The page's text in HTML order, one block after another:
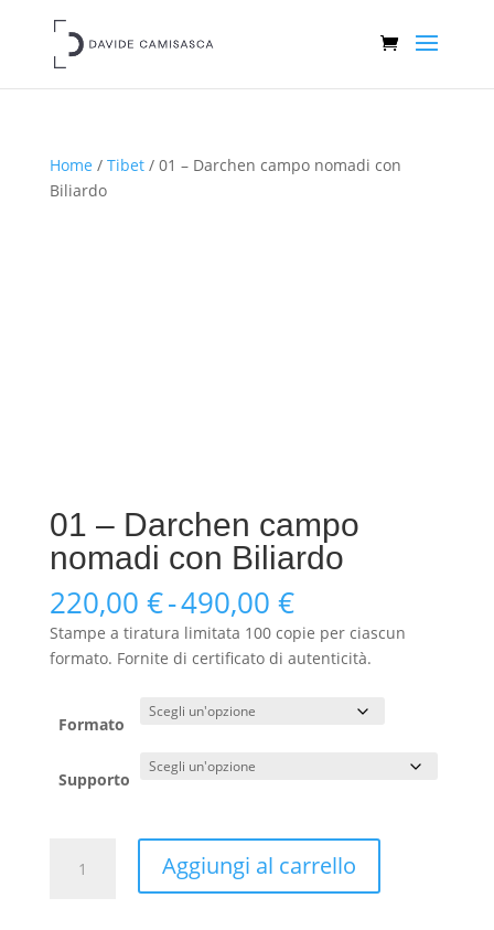
Home / Tibet/ 01 – Darchen campo nomadi con
Biliardo
01 – Darchen campo
nomadi con Biliardo
220,00 €-490,00 €Fascia
di
prezzo:
da
220,00 €
Stampe a tiratura limitata 100 copie per ciascun
formato. Fornite di certificato di autenticità.
Formato
Supporto
Aggiungi al carrello